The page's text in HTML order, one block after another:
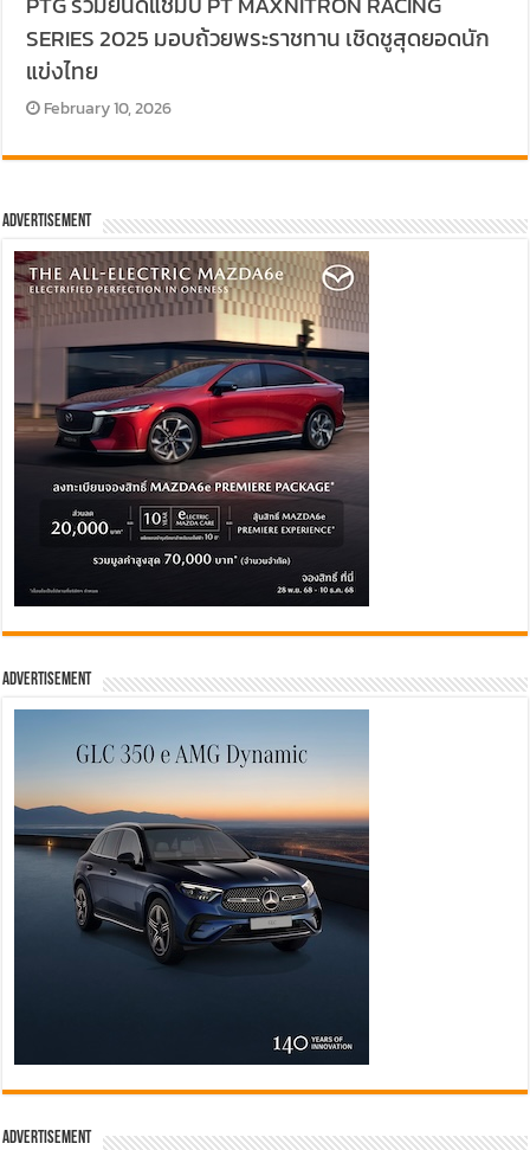
SERIES 2025 มอบถ้วยพระราชทาน เชิดชูสุดยอดนัก
แข่งไทย
February 10, 2026
Advertisement
Advertisement
Advertisement